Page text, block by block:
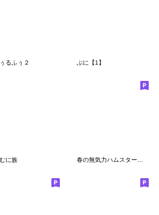
るふぅ２ ぶに【1】
に族 春の無気力ハムスタースタンプ